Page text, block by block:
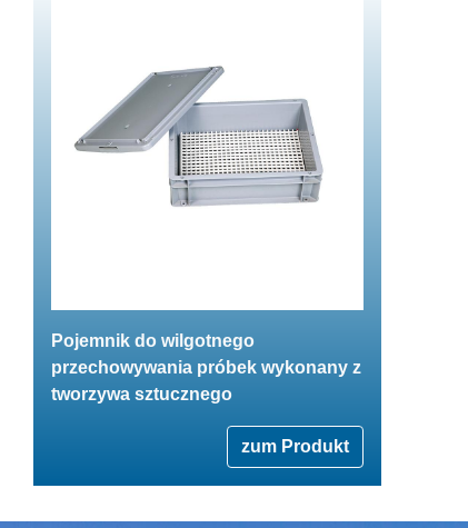
Pojemnik do wilgotnego
przechowywania próbek wykonany z
tworzywa sztucznego
zum Produkt